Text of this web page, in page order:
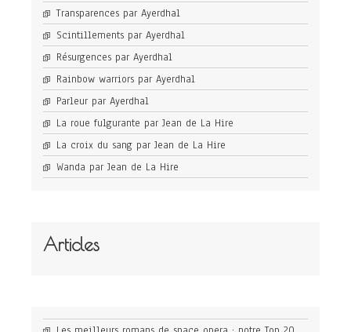
Transparences par Ayerdhal
Scintillements par Ayerdhal
Résurgences par Ayerdhal
Rainbow warriors par Ayerdhal
Parleur par Ayerdhal
La roue fulgurante par Jean de La Hire
La croix du sang par Jean de La Hire
Wanda par Jean de La Hire
Articles